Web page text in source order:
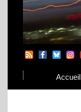
Accueil